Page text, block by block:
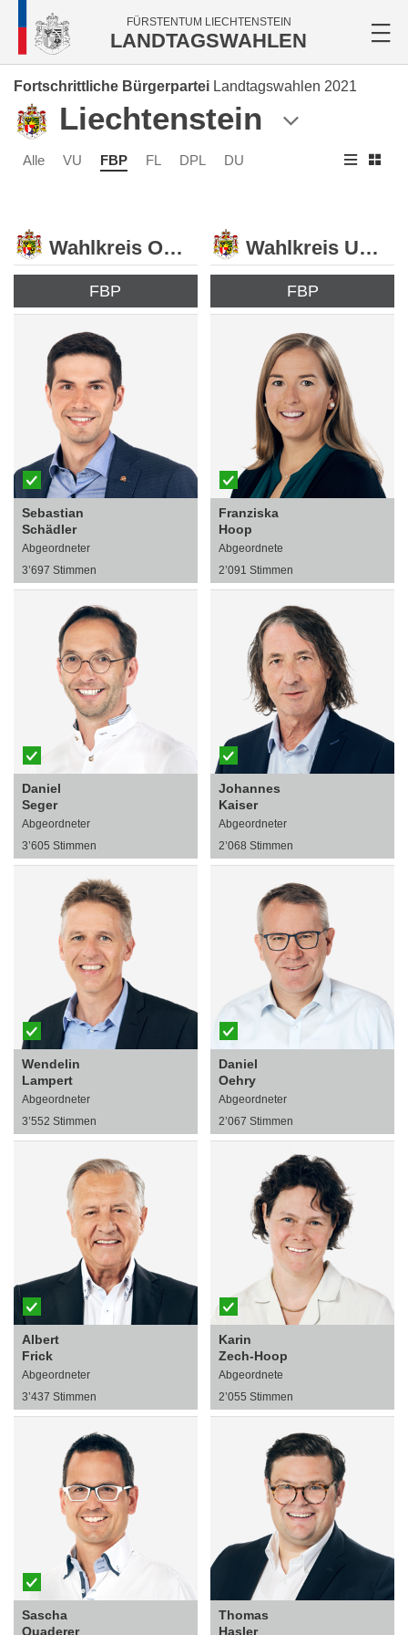
FÜRSTENTUM LIECHTENSTEIN
LANDTAGSWAHLEN
Fortschrittliche Bürgerpartei Landtagswahlen 2021
Liechtenstein
Alle VU FBP FL DPL DU
Wahlkreis Oberland
FBP
Sebastian
Schädler
Abgeordneter
3’697 Stimmen
Daniel
Seger
Abgeordneter
3’605 Stimmen
Wendelin
Lampert
Abgeordneter
3’552 Stimmen
Albert
Frick
Abgeordneter
3’437 Stimmen
Sascha
Quaderer
Wahlkreis Unterland
FBP
Franziska
Hoop
Abgeordnete
2’091 Stimmen
Johannes
Kaiser
Abgeordneter
2’068 Stimmen
Daniel
Oehry
Abgeordneter
2’067 Stimmen
Karin
Zech-Hoop
Abgeordnete
2’055 Stimmen
Thomas
Hasler